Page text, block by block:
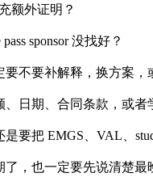
额外证明？
sponsor 没找好？
不要补解释，换方案，
日期、合同条款，或
要把 EMGS、VAL、
，也一定要先说清楚